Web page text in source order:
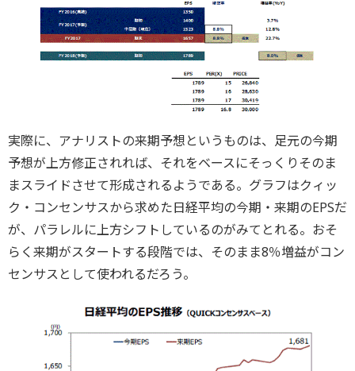
実際に、アナリストの来期予想というものは、足元の今期
予想が上方修正されれば、それをベースにそっくりそのま
まスライドさせて形成されるようである。グラフはクィッ
ク・コンセンサスから求めた日経平均の今期・来期のEPSだ
が、パラレルに上方シフトしているのがみてとれる。おそ
らく来期がスタートする段階では、そのまま8％増益がコン
センサスとして使われるだろう。